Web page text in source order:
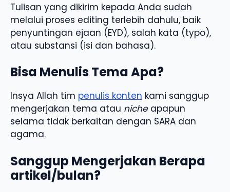
Tulisan yang dikirim kepada Anda sudah
melalui proses editing terlebih dahulu, baik
penyuntingan ejaan (EYD), salah kata (typo),
atau substansi (isi dan bahasa).
Bisa Menulis Tema Apa?
Insya Allah tim penulis konten kami sanggup
mengerjakan tema atau nicheapapun
selama tidak berkaitan dengan SARA dan
agama.
Sanggup Mengerjakan Berapa
artikel/bulan?